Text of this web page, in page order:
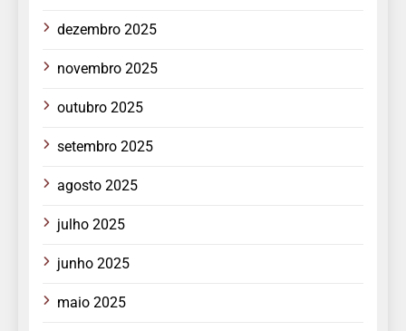
dezembro 2025
novembro 2025
outubro 2025
setembro 2025
agosto 2025
julho 2025
junho 2025
maio 2025